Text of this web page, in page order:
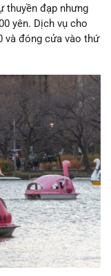
thuyền đạp nhưng
yên. Dịch vụ cho
và đóng cửa vào thứ